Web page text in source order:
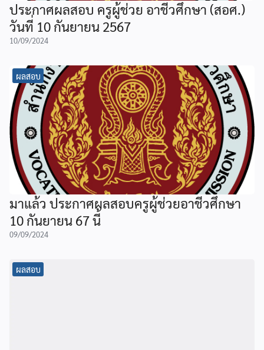
ประกาศผลสอบ ครูผู้ช่วย อาชีวศึกษา (สอศ.)
วันที่ 10 กันยายน 2567
10/09/2024
ผลสอบ
มาแล้ว ประกาศผลสอบครูผู้ช่วยอาชีวศึกษา
10 กันยายน 67 นี้
09/09/2024
ผลสอบ